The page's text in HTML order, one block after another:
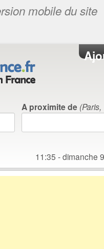
A proximite de
11:35 - dimanche